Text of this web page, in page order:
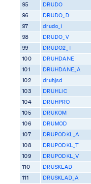
95
DRUDO
96
DRUDO_D
97
drudo_i
98
DRUDO_V
99
DRUDO2_T
100
DRUHDANE
101
DRUHDANE_A
102
druhjsd
103
DRUHLIC
104
DRUHPRO
105
DRUKOM
106
DRUMOD
107
DRUPODKL_A
108
DRUPODKL_T
109
DRUPODKL_V
110
DRUSKLAD
111
DRUSKLAD_A